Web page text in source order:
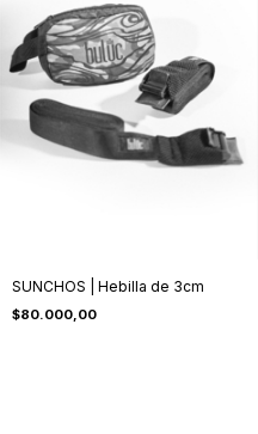
SUNCHOS | Hebilla de 3cm
$80.000,00